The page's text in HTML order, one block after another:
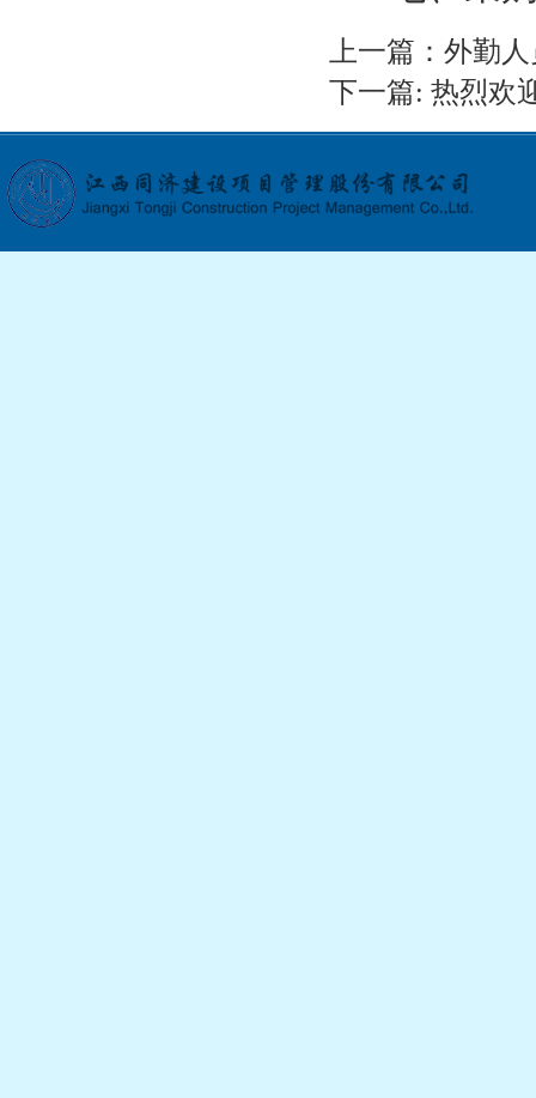
上一篇： 外勤
下一篇: 热烈欢